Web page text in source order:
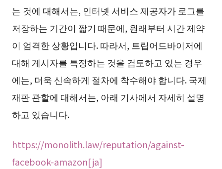
는 것에 대해서는, 인터넷 서비스 제공자가 로그를
저장하는 기간이 짧기 때문에, 원래부터 시간 제약
이 엄격한 상황입니다. 따라서, 트립어드바이저에
대해 게시자를 특정하는 것을 검토하고 있는 경우
에는, 더욱 신속하게 절차에 착수해야 합니다. 국제
재판 관할에 대해서는, 아래 기사에서 자세히 설명
하고 있습니다.
https://monolith.law/reputation/against-
facebook-amazon[ja]